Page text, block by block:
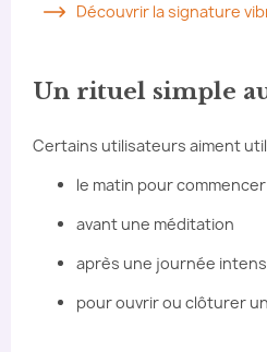
Découvrir la signature
Un rituel simple
Certains utilisateurs aiment
le matin pour
avant une méditation
après une journée
pour ouvrir ou clôturer